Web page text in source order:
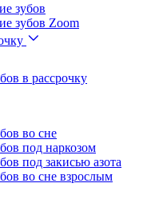
зубов
зубов Zoom
в рассрочку
во сне
под наркозом
под закисью азота
во сне взрослым